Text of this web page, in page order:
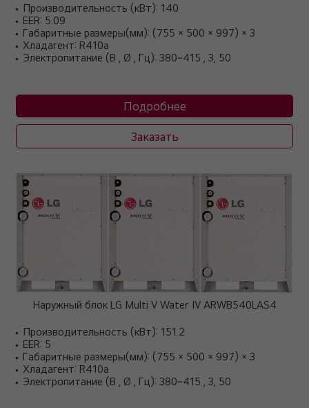
Производительность (кВт): 140
EER: 5.09
Габаритные размеры(мм): (755 × 500 × 997) × 3
Хладагент: R410a
Электропитание (В , Ø , Гц): 380~415 , 3, 50
Подробнее
Заказать
Наружный блок LG Multi V Water IV ARWB540LAS4
Производительность (кВт): 151.2
EER: 5
Габаритные размеры(мм): (755 × 500 × 997) × 3
Хладагент: R410a
Электропитание (В , Ø , Гц): 380~415 , 3, 50